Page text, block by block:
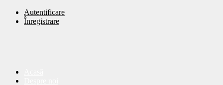
Autentificare
Înregistrare